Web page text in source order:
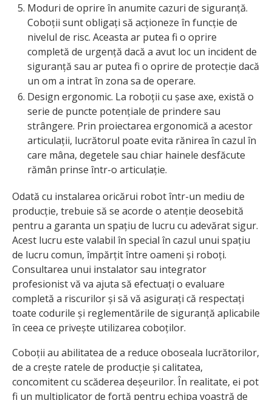
Moduri de oprire în anumite cazuri de siguranță.
Coboții sunt obligați să acționeze în funcție de
nivelul de risc. Aceasta ar putea fi o oprire
completă de urgență dacă a avut loc un incident de
siguranță sau ar putea fi o oprire de protecție dacă
un om a intrat în zona sa de operare.
Design ergonomic. La roboții cu șase axe, există o
serie de puncte potențiale de prindere sau
strângere. Prin proiectarea ergonomică a acestor
articulații, lucrătorul poate evita rănirea în cazul în
care mâna, degetele sau chiar hainele desfăcute
rămân prinse într-o articulație.
Odată cu instalarea oricărui robot într-un mediu de
producție, trebuie să se acorde o atenție deosebită
pentru a garanta un spațiu de lucru cu adevărat sigur.
Acest lucru este valabil în special în cazul unui spațiu
de lucru comun, împărțit între oameni și roboți.
Consultarea unui instalator sau integrator
profesionist vă va ajuta să efectuați o evaluare
completă a riscurilor și să vă asigurați că respectați
toate codurile și reglementările de siguranță aplicabile
în ceea ce privește utilizarea coboților.
Coboții au abilitatea de a reduce oboseala lucrătorilor,
de a crește ratele de producție și calitatea,
concomitent cu scăderea deșeurilor. În realitate, ei pot
fi un multiplicator de forță pentru echipa voastră de